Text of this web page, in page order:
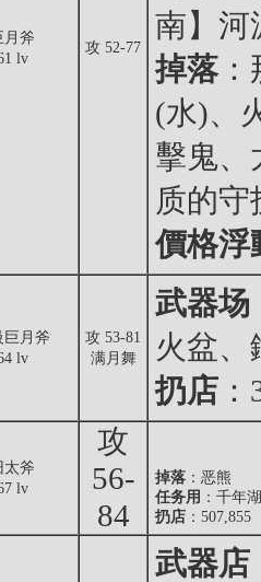
月斧
lv
攻 52-77
南】河
掉落：
(水)、
擊鬼、
质的
價格浮
巨月斧
lv
攻 53-81
满月舞
武器场
火盆、
扔店
太斧
lv
攻
56-
84
掉落 ： 恶熊
任务用 ：千年
扔店 ：507,855
武器店